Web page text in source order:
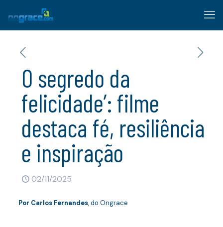
O segredo da
felicidade’: filme
destaca fé, resiliência
e inspiração
02/11/2025
Por Carlos Fernandes, do Ongrace